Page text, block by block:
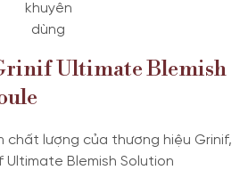
khuyên
dùng
Ultimate Blemish
chất lượng của thương hiệu Grinif,
Ultimate Blemish Solution